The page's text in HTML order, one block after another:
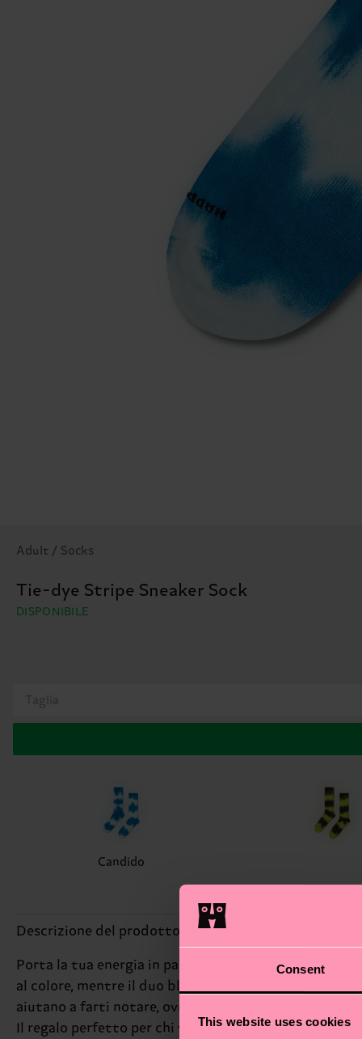
Consent
This website uses cookies
Adult / Socks
Tie-dye Stripe Sneaker Sock
DISPONIBILE
Taglia
Candido
Descrizione del prodotto
Porta la tua energia in palestra a tutto un altro
al colore, mentre il duo black & white mantiene il
aiutano a farti notare, ovunque alleni la tua forza. Fit
Il regalo perfetto per chi vive il fitness con personalità